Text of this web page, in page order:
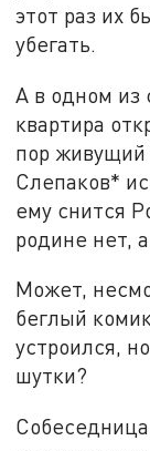
этот раз их
убегать.
А в одном из
квартира
пор живущий
Слепаков*
ему снится
родине нет,
Может,
беглый
устроился,
шутки?